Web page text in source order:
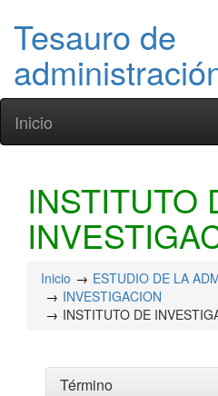
Tesauro de
Inicio
INSTITUTO
Inicio
ESTUDIO DE LA
INVESTIGACION
INSTITUTO DE
Término